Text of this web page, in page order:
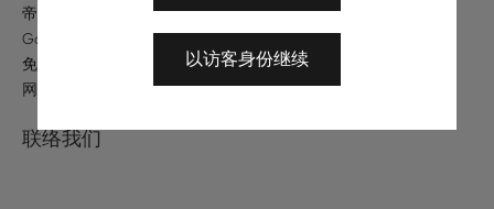
帝港酒店集团
Go Royal (帝赏)
免责条款
网站地图
联络我们
以访客身份继续